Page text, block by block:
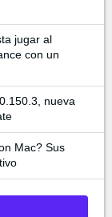
jugar al
con un
nueva
Gate
Mac? Sus